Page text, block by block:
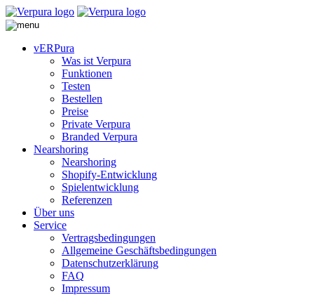
vERPura
Was ist Verpura
Funktionen
Testen
Bestellen
Preise
Private Verpura
Branded Verpura
Nearshoring
Nearshoring
Shopify-Entwicklung
Spielentwicklung
Referenzen
Über uns
Service
Vertragsbedingungen
Allgemeine Geschäftsbedingungen
Datenschutzerklärung
FAQ
Impressum